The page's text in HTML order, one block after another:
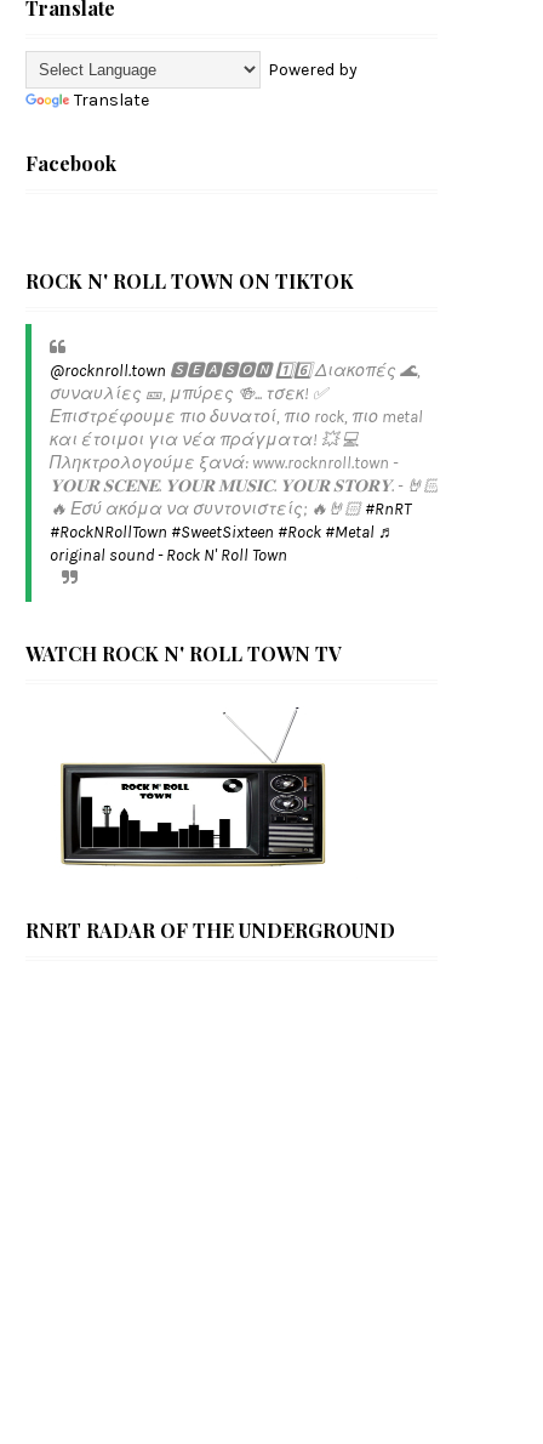
Translate
Powered by
Translate
Facebook
ROCK N' ROLL TOWN ON TIKTOK
@rocknroll.town 🆂🅴🅰🆂🅾🅽 1️⃣6️⃣ Διακοπές 🌊,
συναυλίες 🎫, μπύρες 🍻... τσεκ! ✅️
Επιστρέφουμε πιο δυνατοί, πιο rock, πιο metal
και έτοιμοι για νέα πράγματα! 💥 💻
Πληκτρολογούμε ξανά: www.rocknroll.town -
𝐘𝐎𝐔𝐑 𝐒𝐂𝐄𝐍𝐄. 𝐘𝐎𝐔𝐑 𝐌𝐔𝐒𝐈𝐂. 𝐘𝐎𝐔𝐑 𝐒𝐓𝐎𝐑𝐘. - 🤘🏻
🔥 Εσύ ακόμα να συντονιστείς; 🔥🤘🏻#RnRT
#RockNRollTown #SweetSixteen #Rock #Metal ♬
original sound - Rock N' Roll Town
WATCH ROCK N' ROLL TOWN TV
RNRT RADAR OF THE UNDERGROUND